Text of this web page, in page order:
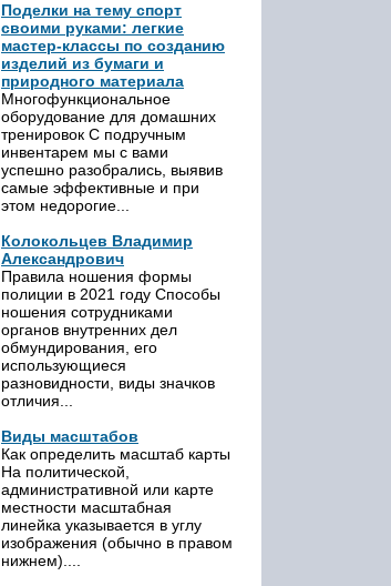
Поделки на тему спорт
своими руками: легкие
мастер-классы по созданию
изделий из бумаги и
природного материала
Многофункциональное
оборудование для домашних
тренировок С подручным
инвентарем мы с вами
успешно разобрались, выявив
самые эффективные и при
этом недорогие...
Колокольцев Владимир
Александрович
Правила ношения формы
полиции в 2021 году Способы
ношения сотрудниками
органов внутренних дел
обмундирования, его
использующиеся
разновидности, виды значков
отличия...
Виды масштабов
Как определить масштаб карты
На политической,
административной или карте
местности масштабная
линейка указывается в углу
изображения (обычно в правом
нижнем)....